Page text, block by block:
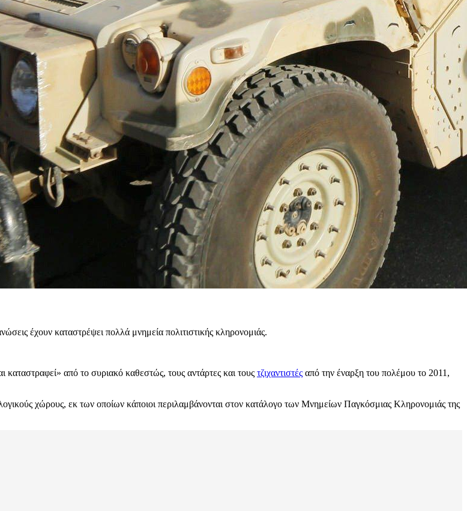
έχουν καταστρέψει πολλά μνημεία πολιτιστικής κληρονομιάς.
καταστραφεί» από το συριακό καθεστώς, τους αντάρτες και τους τζιχαντιστές από την έναρξη του πολέμου το 2011,
χώρους, εκ των οποίων κάποιοι περιλαμβάνονται στον κατάλογο των Μνημείων Παγκόσμιας Κληρονομιάς της